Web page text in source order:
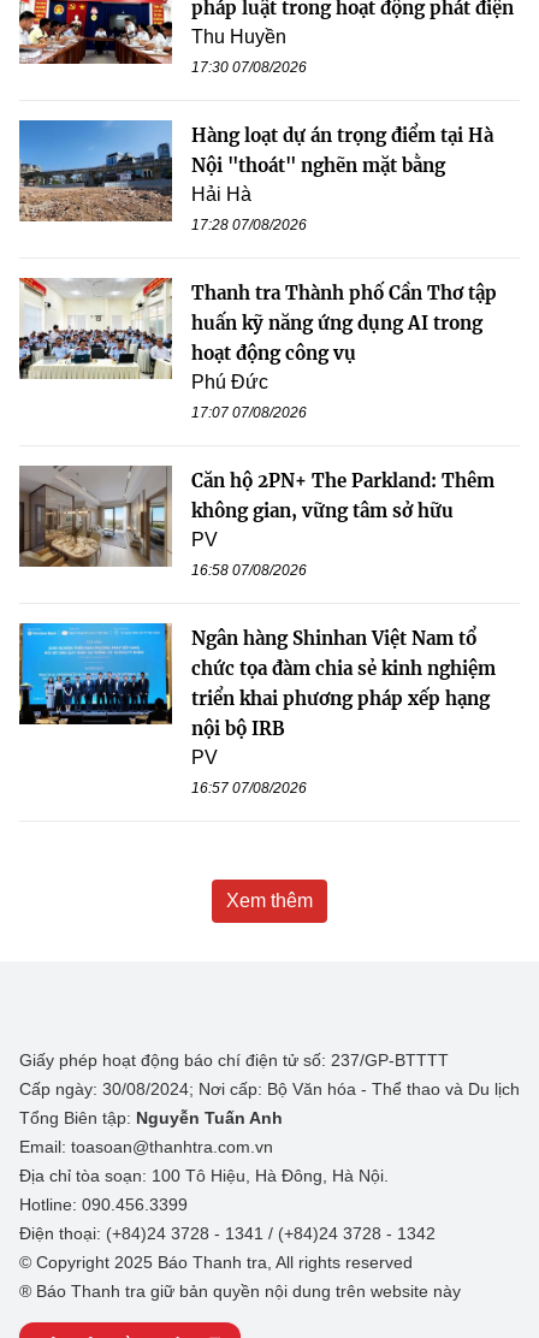
pháp luật trong hoạt động phát điện
Thu Huyền
17:30 07/08/2026
Hàng loạt dự án trọng điểm tại Hà
Nội "thoát" nghẽn mặt bằng
Hải Hà
17:28 07/08/2026
Thanh tra Thành phố Cần Thơ tập
huấn kỹ năng ứng dụng AI trong
hoạt động công vụ
Phú Đức
17:07 07/08/2026
Căn hộ 2PN+ The Parkland: Thêm
không gian, vững tâm sở hữu
PV
16:58 07/08/2026
Ngân hàng Shinhan Việt Nam tổ
chức tọa đàm chia sẻ kinh nghiệm
triển khai phương pháp xếp hạng
nội bộ IRB
PV
16:57 07/08/2026
Xem thêm
Giấy phép hoạt động báo chí điện tử số: 237/GP-BTTTT
Cấp ngày: 30/08/2024; Nơi cấp: Bộ Văn hóa - Thể thao và Du lịch
Tổng Biên tập: Nguyễn Tuấn Anh
Email: toasoan@thanhtra.com.vn
Địa chỉ tòa soạn: 100 Tô Hiệu, Hà Đông, Hà Nội.
Hotline: 090.456.3399
Điện thoại: (+84)24 3728 - 1341 / (+84)24 3728 - 1342
© Copyright 2025 Báo Thanh tra, All rights reserved
® Báo Thanh tra giữ bản quyền nội dung trên website này